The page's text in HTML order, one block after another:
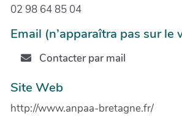
02 98 64 85 04
Email (n’apparaîtra pas sur le
Contacter par mail
Site Web
http://www.anpaa-bretagne.fr/